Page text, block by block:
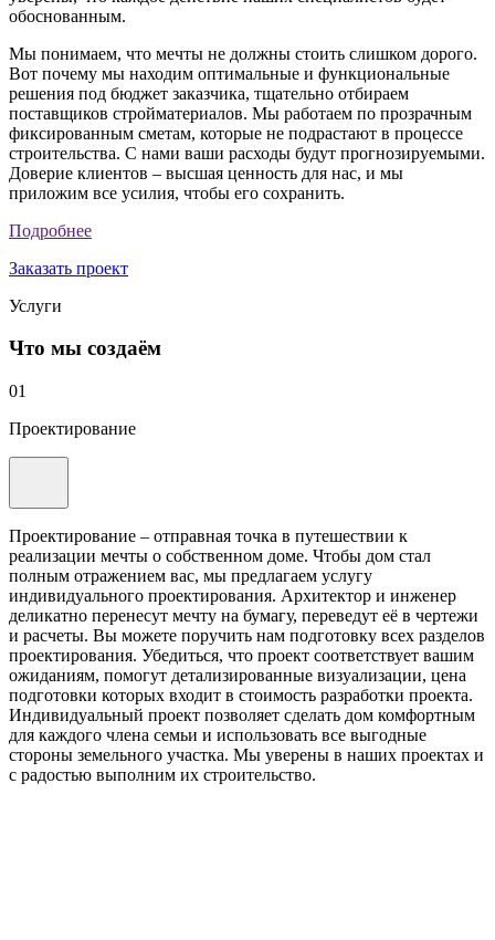
обоснованным.
Мы понимаем, что мечты не должны стоить слишком дорого.
Вот почему мы находим оптимальные и функциональные
решения под бюджет заказчика, тщательно отбираем
поставщиков стройматериалов. Мы работаем по прозрачным
фиксированным сметам, которые не подрастают в процессе
строительства. С нами ваши расходы будут прогнозируемыми.
Доверие клиентов – высшая ценность для нас, и мы
приложим все усилия, чтобы его сохранить.
Подробнее
Заказать проект
Услуги
Что мы создаём
01
Проектирование
Проектирование – отправная точка в путешествии к
реализации мечты о собственном доме. Чтобы дом стал
полным отражением вас, мы предлагаем услугу
индивидуального проектирования. Архитектор и инженер
деликатно перенесут мечту на бумагу, переведут её в чертежи
и расчеты. Вы можете поручить нам подготовку всех разделов
проектирования. Убедиться, что проект соответствует вашим
ожиданиям, помогут детализированные визуализации, цена
подготовки которых входит в стоимость разработки проекта.
Индивидуальный проект позволяет сделать дом комфортным
для каждого члена семьи и использовать все выгодные
стороны земельного участка. Мы уверены в наших проектах и
с радостью выполним их строительство.